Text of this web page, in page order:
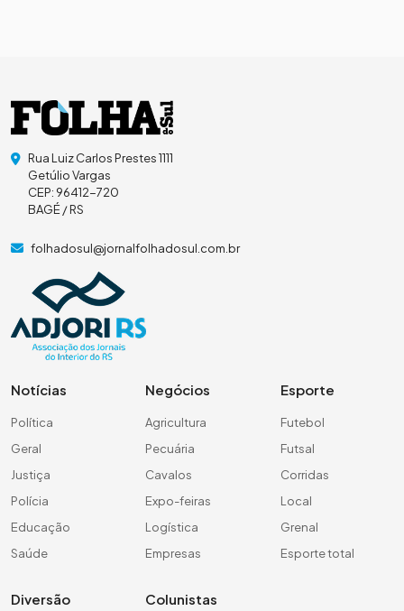
Rua Luiz Carlos Prestes 1111
Getúlio Vargas
CEP: 96412-720
BAGÉ / RS
folhadosul@jornalfolhadosul.com.br
Notícias
Política
Geral
Justiça
Polícia
Educação
Saúde
Negócios
Agricultura
Pecuária
Cavalos
Expo-feiras
Logística
Empresas
Esporte
Futebol
Futsal
Corridas
Local
Grenal
Esporte total
Diversão Colunistas